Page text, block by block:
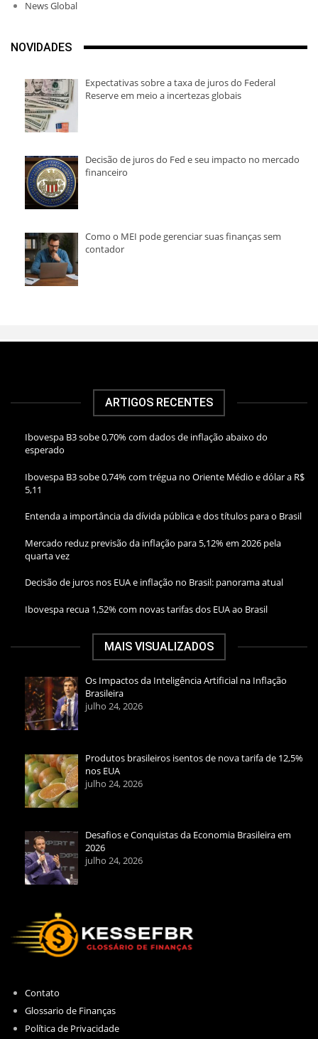
News Global
NOVIDADES
Expectativas sobre a taxa de juros do Federal
Reserve em meio a incertezas globais
Decisão de juros do Fed e seu impacto no mercado
financeiro
Como o MEI pode gerenciar suas finanças sem
contador
ARTIGOS RECENTES
Ibovespa B3 sobe 0,70% com dados de inflação abaixo do
esperado
Ibovespa B3 sobe 0,74% com trégua no Oriente Médio e dólar a R$
5,11
Entenda a importância da dívida pública e dos títulos para o Brasil
Mercado reduz previsão da inflação para 5,12% em 2026 pela
quarta vez
Decisão de juros nos EUA e inflação no Brasil: panorama atual
Ibovespa recua 1,52% com novas tarifas dos EUA ao Brasil
MAIS VISUALIZADOS
Os Impactos da Inteligência Artificial na Inflação
Brasileira
julho 24, 2026
Produtos brasileiros isentos de nova tarifa de 12,5%
nos EUA
julho 24, 2026
Desafios e Conquistas da Economia Brasileira em
2026
julho 24, 2026
Contato
Glossario de Finanças
Política de Privacidade